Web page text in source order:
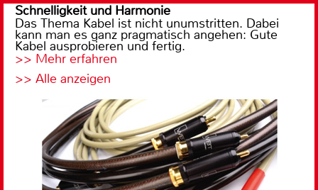
Schnelligkeit und Harmonie
Das Thema Kabel ist nicht unumstritten. Dabei
kann man es ganz pragmatisch angehen: Gute
Kabel ausprobieren und fertig.
>> Mehr erfahren
>> Alle anzeigen